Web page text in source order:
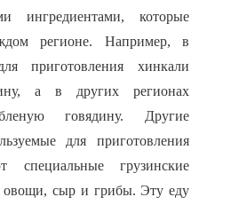
ингредиентами, которые
регионе. Например, в
приготовления хинкали
а в других регионах
говядину. Другие
для приготовления
специальные грузинские
овощи, сыр и грибы. Эту еду